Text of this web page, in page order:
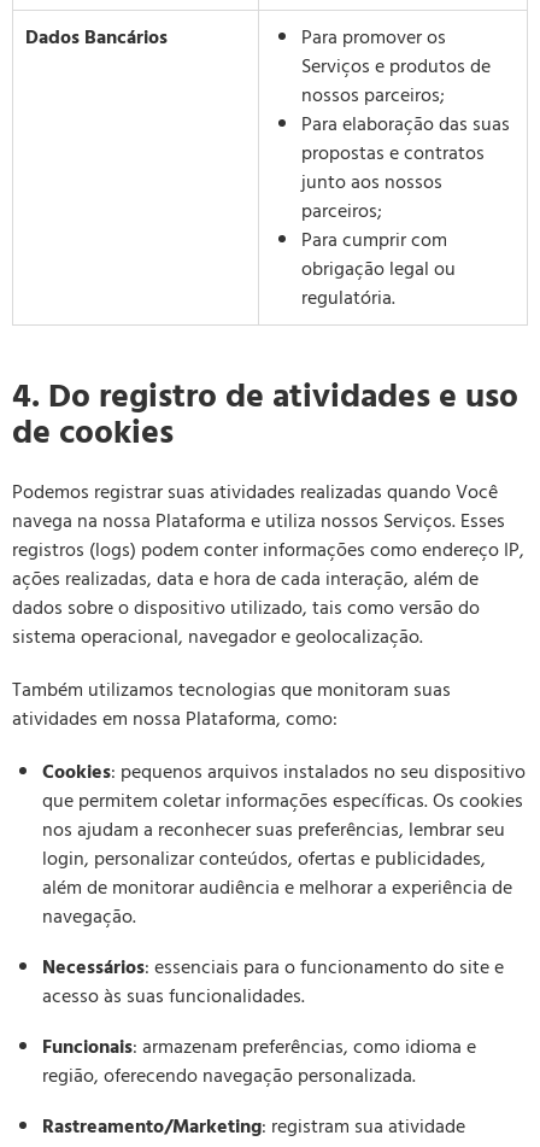
Dados Bancários
Para promover os
Serviços e produtos de
nossos parceiros;
Para elaboração das suas
propostas e contratos
junto aos nossos
parceiros;
Para cumprir com
obrigação legal ou
regulatória.
4. Do registro de atividades e uso
de cookies
Podemos registrar suas atividades realizadas quando Você
navega na nossa Plataforma e utiliza nossos Serviços. Esses
registros (logs) podem conter informações como endereço IP,
ações realizadas, data e hora de cada interação, além de
dados sobre o dispositivo utilizado, tais como versão do
sistema operacional, navegador e geolocalização.
Também utilizamos tecnologias que monitoram suas
atividades em nossa Plataforma, como:
Cookies: pequenos arquivos instalados no seu dispositivo
que permitem coletar informações específicas. Os cookies
nos ajudam a reconhecer suas preferências, lembrar seu
login, personalizar conteúdos, ofertas e publicidades,
além de monitorar audiência e melhorar a experiência de
navegação.
Necessários: essenciais para o funcionamento do site e
acesso às suas funcionalidades.
Funcionais: armazenam preferências, como idioma e
região, oferecendo navegação personalizada.
Rastreamento/Marketing: registram sua atividade